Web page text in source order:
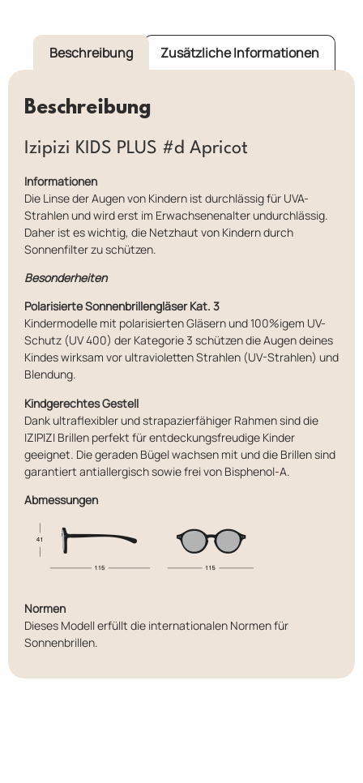
Beschreibung Zusätzliche Informationen
Beschreibung
Izipizi KIDS PLUS #d Apricot
Informationen
Die Linse der Augen von Kindern ist durchlässig für UVA-
Strahlen und wird erst im Erwachsenenalter undurchlässig.
Daher ist es wichtig, die Netzhaut von Kindern durch
Sonnenfilter zu schützen.
Besonderheiten
Polarisierte Sonnenbrillengläser Kat. 3
Kindermodelle mit polarisierten Gläsern und 100%igem UV-
Schutz (UV 400) der Kategorie 3 schützen die Augen deines
Kindes wirksam vor ultravioletten Strahlen (UV-Strahlen) und
Blendung.
Kindgerechtes Gestell
Dank ultraflexibler und strapazierfähiger Rahmen sind die
IZIPIZI Brillen perfekt für entdeckungsfreudige Kinder
geeignet. Die geraden Bügel wachsen mit und die Brillen sind
garantiert antiallergisch sowie frei von Bisphenol-A.
Abmessungen
Normen
Dieses Modell erfüllt die internationalen Normen für
Sonnenbrillen.